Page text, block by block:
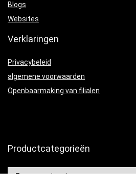
Blogs
Websites
Verklaringen
Privacybeleid
algemene voorwaarden
Openbaarmaking van filialen
Productcategorieën